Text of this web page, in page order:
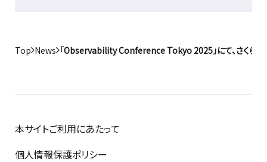
Top News 「Observability Conference Tokyo 2025」にて、さくら
本サイトご利用にあたって
個人情報保護ポリシー